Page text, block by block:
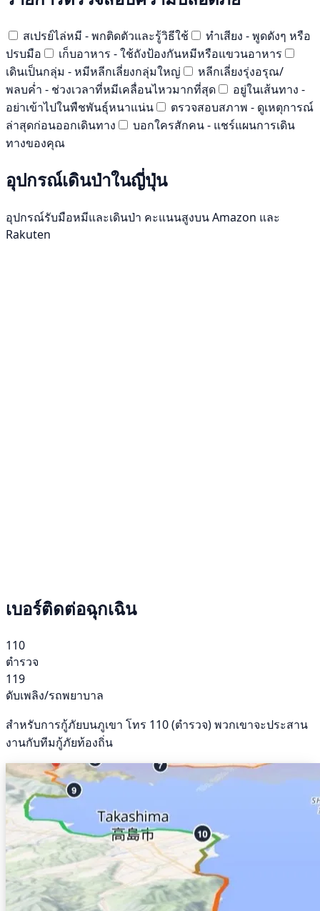
สเปรย์ไล่หมี - พกติดตัวและรู้วิธีใช้
ทำเสียง - พูดดังๆ หรือ
ปรบมือ
เก็บอาหาร - ใช้ถังป้องกันหมีหรือแขวนอาหาร
เดินเป็นกลุ่ม - หมีหลีกเลี่ยงกลุ่มใหญ่
หลีกเลี่ยงรุ่งอรุณ/
พลบค่ำ - ช่วงเวลาที่หมีเคลื่อนไหวมากที่สุด
อยู่ในเส้นทาง -
อย่าเข้าไปในพืชพันธุ์หนาแน่น
ตรวจสอบสภาพ - ดูเหตุการณ์
ล่าสุดก่อนออกเดินทาง
บอกใครสักคน - แชร์แผนการเดิน
ทางของคุณ
อุปกรณ์เดินป่าในญี่ปุ่น
อุปกรณ์รับมือหมีและเดินป่า คะแนนสูงบน Amazon และ
Rakuten
เบอร์ติดต่อฉุกเฉิน
110
ตำรวจ
119
ดับเพลิง/รถพยาบาล
สำหรับการกู้ภัยบนภูเขา โทร 110 (ตำรวจ) พวกเขาจะประสาน
งานกับทีมกู้ภัยท้องถิ่น